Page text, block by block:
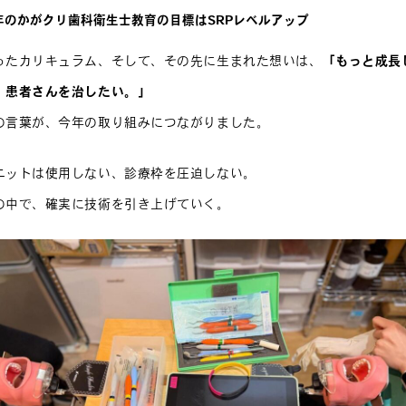
のかがクリ歯科衛生士教育の目標はSRPレベルアップ
たカリキュラム、そして、その先に生まれた想いは、 「もっと成長
患者さんを治したい。」
言葉が、今年の取り組みにつながりました。
ットは使用しない、診療枠を圧迫しない。
中で、確実に技術を引き上げていく。